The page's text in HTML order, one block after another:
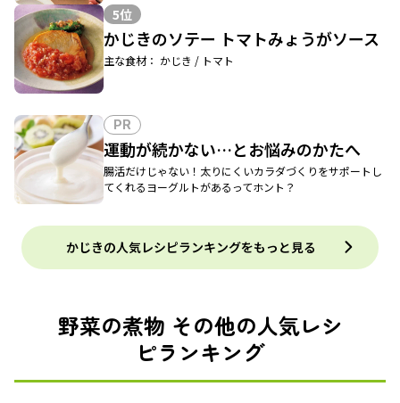
5位
かじきのソテー トマトみょうがソース
主な食材： かじき / トマト
PR
運動が続かない…とお悩みのかたへ
腸活だけじゃない！太りにくいカラダづくりをサポートし
てくれるヨーグルトがあるってホント？
かじきの人気レシピランキングをもっと見る
野菜の煮物 その他の人気レシ
ピランキング